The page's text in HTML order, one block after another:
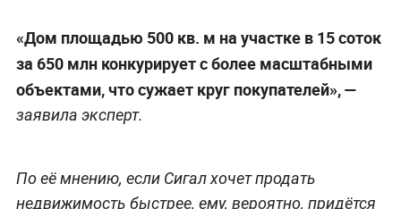
«Дом площадью 500 кв. м на участке в 15 соток
за 650 млн конкурирует с более масштабными
объектами, что сужает круг покупателей», —
заявила эксперт.
По её мнению, если Сигал хочет продать
недвижимость быстрее, ему, вероятно, придётся